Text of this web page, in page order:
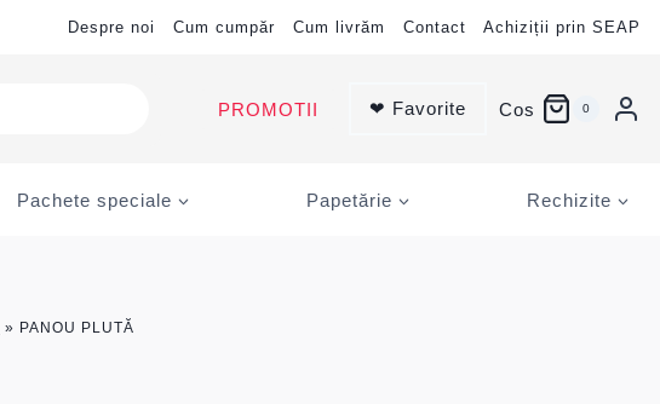
Despre noi Cum cumpăr Cum livrăm Contact Achiziții prin SEAP
PROMOTII ❤ Favorite Cos 0
Pachete speciale Papetărie Rechizite
» PANOU PLUTĂ